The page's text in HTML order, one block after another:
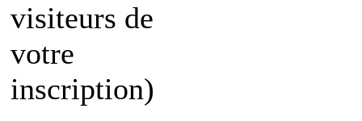
visiteurs de
votre
inscription)